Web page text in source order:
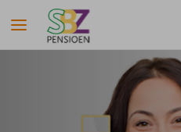
Navigatie overslaan